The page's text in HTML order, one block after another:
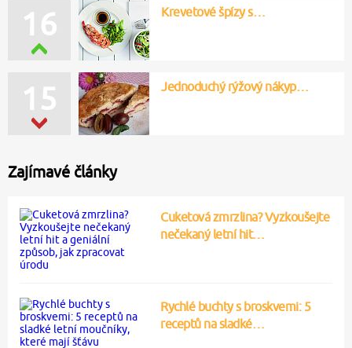
15 Jednoduchý rýžový nákyp…
16 Krevetové špízy s…
Zajímavé články
Cuketová zmrzlina? Vyzkoušejte
nečekaný letní hit…
Rychlé buchty s broskvemi: 5
receptů na sladké…